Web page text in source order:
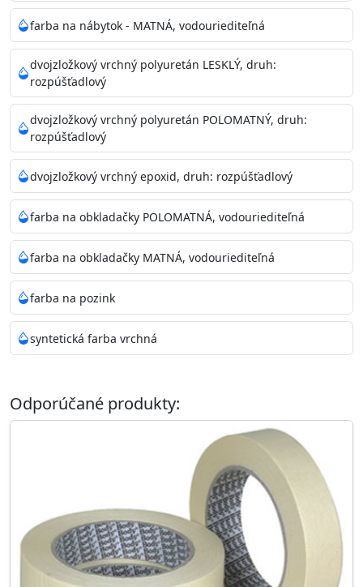
farba na nábytok - MATNÁ, vodouriediteľná
dvojzložkový vrchný polyuretán LESKLÝ, druh:
rozpúšťadlový
dvojzložkový vrchný polyuretán POLOMATNÝ, druh:
rozpúšťadlový
dvojzložkový vrchný epoxid, druh: rozpúšťadlový
farba na obkladačky POLOMATNÁ, vodouriediteľná
farba na obkladačky MATNÁ, vodouriediteľná
farba na pozink
syntetická farba vrchná
Odporúčané produkty: